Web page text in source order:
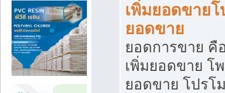
เพิ่มยอดขาย
ยอดขาย
ยอดการขาย คื
เพิ่มยอดขาย โ
ยอดขาย โปรโ